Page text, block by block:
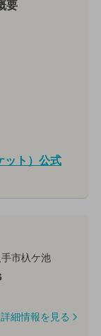
要
ット）公式
市杁ケ池
詳細情報を見る